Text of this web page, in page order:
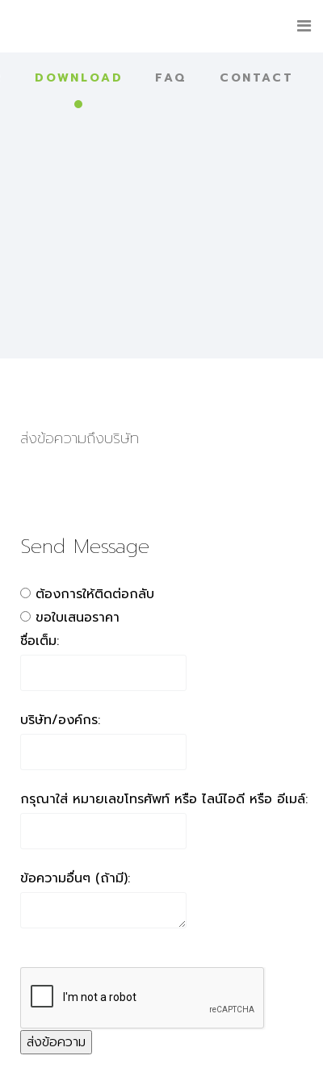
DOWNLOAD FAQ CONTACT
ส่งข้อความถึงบริษัท
Send Message
ต้องการให้ติดต่อกลับ
ขอใบเสนอราคา
ชื่อเต็ม:
บริษัท/องค์กร:
กรุณาใส่ หมายเลขโทรศัพท์ หรือ ไลน์ไอดี หรือ อีเมล์:
ข้อความอื่นๆ (ถ้ามี):